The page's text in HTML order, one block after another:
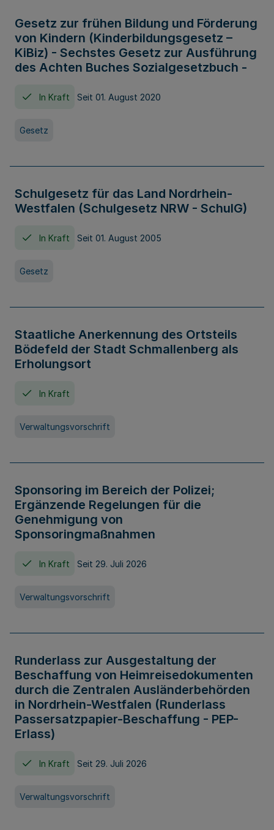
Gesetz zur frühen Bildung und Förderung
von Kindern (Kinderbildungsgesetz –
KiBiz) - Sechstes Gesetz zur Ausführung
des Achten Buches Sozialgesetzbuch -
In Kraft Seit 01. August 2020
Gesetz
Schulgesetz für das Land Nordrhein-
Westfalen (Schulgesetz NRW - SchulG)
In Kraft Seit 01. August 2005
Gesetz
Staatliche Anerkennung des Ortsteils
Bödefeld der Stadt Schmallenberg als
Erholungsort
In Kraft
Verwaltungsvorschrift
Sponsoring im Bereich der Polizei;
Ergänzende Regelungen für die
Genehmigung von
Sponsoringmaßnahmen
In Kraft Seit 29. Juli 2026
Verwaltungsvorschrift
Runderlass zur Ausgestaltung der
Beschaffung von Heimreisedokumenten
durch die Zentralen Ausländerbehörden
in Nordrhein-Westfalen (Runderlass
Passersatzpapier-Beschaffung - PEP-
Erlass)
In Kraft Seit 29. Juli 2026
Verwaltungsvorschrift